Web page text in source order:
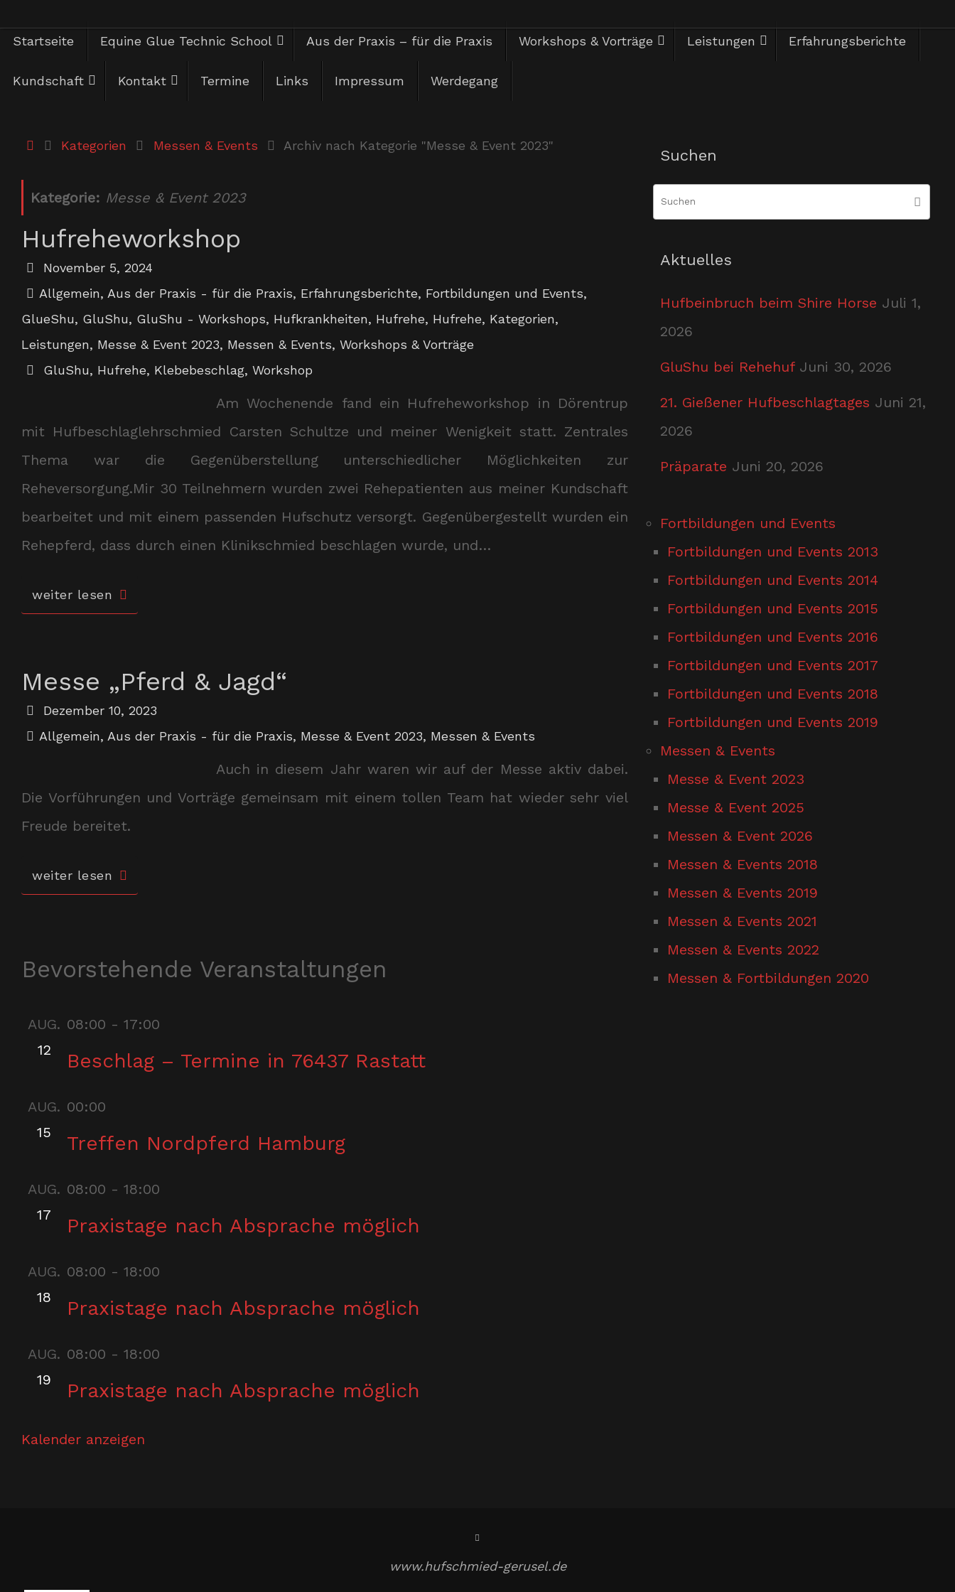
Zum
Herzlich Willkommen
Zum
InhaltStartseite Equine Glue Technic School Aus der Praxis – für die Praxis Workshops & Vorträge Leistungen Erfahrungsberichte
Kundschaft Kontakt Termine Links Impressum Werdegang
StartKategorien Messen & Events Archiv nach Kategorie "Messe & Event 2023"
Kategorie: Messe & Event 2023
Hufreheworkshop
November 5, 2024
Allgemein, Aus der Praxis - für die Praxis, Erfahrungsberichte, Fortbildungen und Events,
GlueShu, GluShu, GluShu - Workshops, Hufkrankheiten, Hufrehe, Hufrehe, Kategorien,
Leistungen, Messe & Event 2023, Messen & Events, Workshops & Vorträge
GluShu, Hufrehe, Klebebeschlag, Workshop
Am Wochenende fand ein Hufreheworkshop in Dörentrup
mit Hufbeschlaglehrschmied Carsten Schultze und meiner Wenigkeit statt. Zentrales
Thema war die Gegenüberstellung unterschiedlicher Möglichkeiten zur
Reheversorgung.Mir 30 Teilnehmern wurden zwei Rehepatienten aus meiner Kundschaft
bearbeitet und mit einem passenden Hufschutz versorgt. Gegenübergestellt wurden ein
Rehepferd, dass durch einen Klinikschmied beschlagen wurde, und…
weiter lesen
Messe „Pferd & Jagd“
Dezember 10, 2023
Allgemein, Aus der Praxis - für die Praxis, Messe & Event 2023, Messen & Events
Auch in diesem Jahr waren wir auf der Messe aktiv dabei.
Die Vorführungen und Vorträge gemeinsam mit einem tollen Team hat wieder sehr viel
Freude bereitet.
weiter lesen
Bevorstehende Veranstaltungen
AUG.
12
08:00 - 17:00
Beschlag – Termine in 76437 Rastatt
AUG.
15
00:00
Treffen Nordpferd Hamburg
AUG.
17
08:00 - 18:00
Praxistage nach Absprache möglich
AUG.
18
08:00 - 18:00
Praxistage nach Absprache möglich
AUG.
19
08:00 - 18:00
Praxistage nach Absprache möglich
Kalender anzeigen
Suchen
Suchen
Aktuelles
Hufbeinbruch beim Shire Horse Juli 1,
2026
GluShu bei Rehehuf Juni 30, 2026
21. Gießener Hufbeschlagtages Juni 21,
2026
Präparate Juni 20, 2026
Fortbildungen und Events
Fortbildungen und Events 2013
Fortbildungen und Events 2014
Fortbildungen und Events 2015
Fortbildungen und Events 2016
Fortbildungen und Events 2017
Fortbildungen und Events 2018
Fortbildungen und Events 2019
Messen & Events
Messe & Event 2023
Messe & Event 2025
Messen & Event 2026
Messen & Events 2018
Messen & Events 2019
Messen & Events 2021
Messen & Events 2022
Messen & Fortbildungen 2020
www.hufschmied-gerusel.de